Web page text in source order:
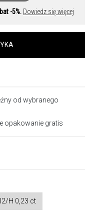
-5%. Dowiedz się więcej
od wybranego
opakowanie gratis
H 0,23 ct